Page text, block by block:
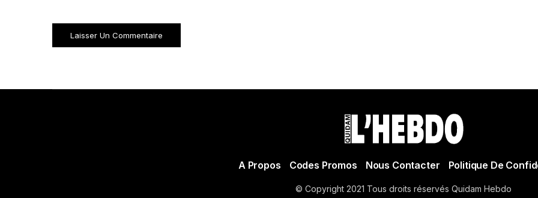
A Propos Codes Promos Nous Contacter Politique De
© Copyright 2021 Tous droits réservés Quidam Hebdo